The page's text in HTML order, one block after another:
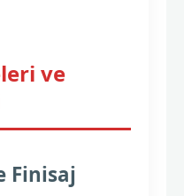
ve
Finisaj